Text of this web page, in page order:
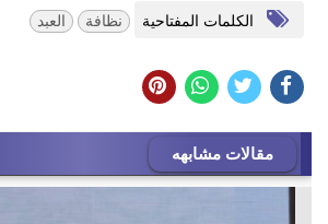
الكلمات المفتاحية نظافة العبد
مقالات مشابهه